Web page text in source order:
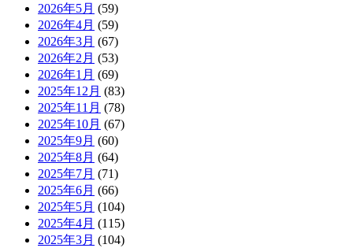
2026年5月 (59)
2026年4月 (59)
2026年3月 (67)
2026年2月 (53)
2026年1月 (69)
2025年12月 (83)
2025年11月 (78)
2025年10月 (67)
2025年9月 (60)
2025年8月 (64)
2025年7月 (71)
2025年6月 (66)
2025年5月 (104)
2025年4月 (115)
2025年3月 (104)